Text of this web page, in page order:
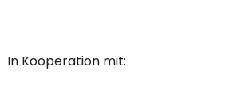
In Kooperation mit: